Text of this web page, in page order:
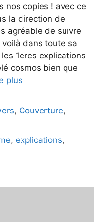
nos copies ! avec ce
la direction de
agréable de suivre
dans toute sa
1eres explications
cosmos bien que
plus
, Couverture,
, explications,